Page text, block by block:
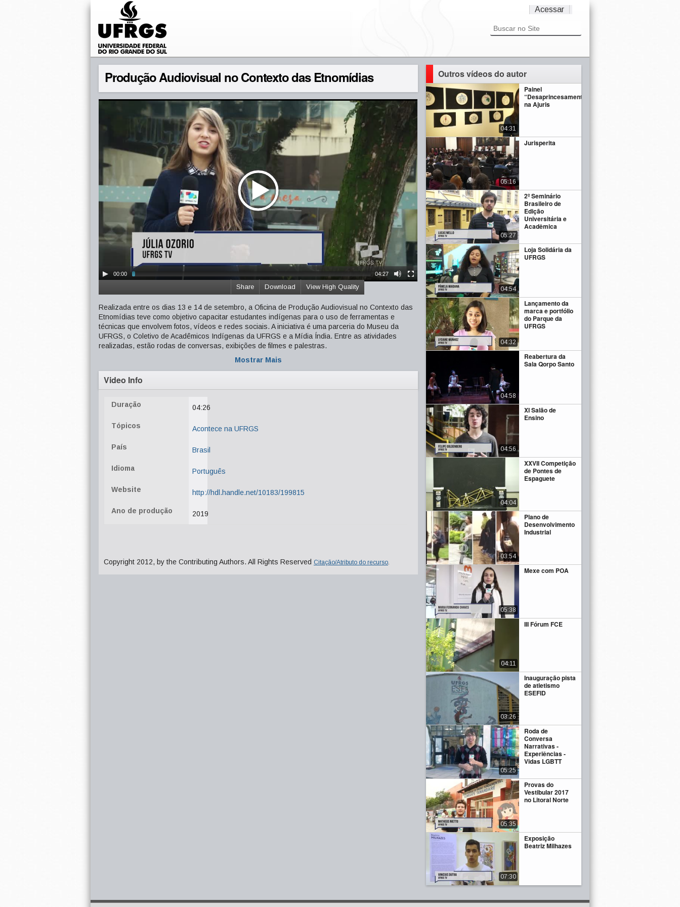
Acessar
Produção Audiovisual no Contexto das Etnomídias
00:00 04:27
View High Quality
Download
Share
Realizada entre os dias 13 e 14 de setembro, a Oficina de Produção Audiovisual no Contexto das
Etnomídias teve como objetivo capacitar estudantes indígenas para o uso de ferramentas e
técnicas que envolvem fotos, vídeos e redes sociais. A iniciativa é uma parceria do Museu da
UFRGS, o Coletivo de Acadêmicos Indígenas da UFRGS e a Mídia Índia. Entre as atividades
realizadas, estão rodas de conversas, exibições de filmes e palestras.
Mostrar Mais
Video Info
Duração 04:26
Tópicos Acontece na UFRGS
País Brasil
Idioma Português
Website http://hdl.handle.net/10183/199815
Ano de produção 2019
Copyright 2012, by the Contributing Authors. All Rights Reserved Citação/Atributo do recurso.
Outros vídeos do autor
Painel
“Desaprincesamento”
na Ajuris
04:31
Jurisperita
05:16
2º Seminário
Brasileiro de
Edição
Universitária e
Acadêmica
05:27
Loja Solidária da
UFRGS
04:54
Lançamento da
marca e portfólio
do Parque da
UFRGS
04:32
Reabertura da
Sala Qorpo Santo
04:58
XI Salão de
Ensino
04:56
XXVII Competição
de Pontes de
Espaguete
04:04
Plano de
Desenvolvimento
Industrial
03:54
Mexe com POA
05:38
III Fórum FCE
04:11
Inauguração pista
de atletismo
ESEFID
03:26
Roda de
Conversa
Narrativas -
Experiências -
Vidas LGBTT
05:25
Provas do
Vestibular 2017
no Litoral Norte
05:35
Exposição
Beatriz Milhazes
07:30